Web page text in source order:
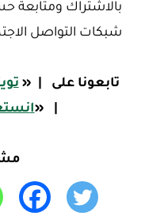
بالاشتراك
شبكات التواصل
تابعونا على «
«ا